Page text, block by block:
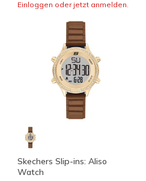
Einloggen oder jetzt anmelden.
Skechers Slip-ins: Aliso
Watch